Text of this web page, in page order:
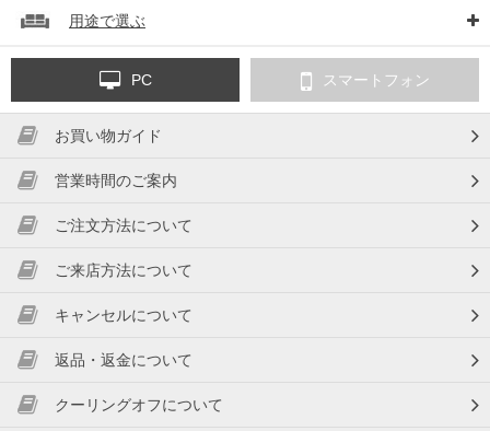
用途で選ぶ
PC スマートフォン
お買い物ガイド
営業時間のご案内
ご注文方法について
ご来店方法について
キャンセルについて
返品・返金について
クーリングオフについて